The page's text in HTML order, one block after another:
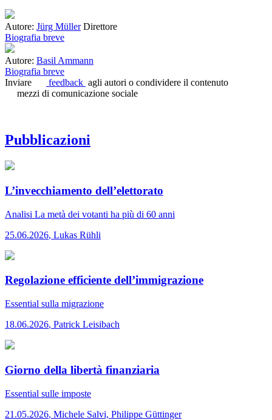
Autore: Jürg Müller Direttore
Biografia breve
Autore: Basil Ammann
Biografia breve
Inviare
feedback agli autori o condividere il contenuto
mezzi di comunicazione sociale
Pubblicazioni
L’invecchiamento dell’elettorato
Analisi La metà dei votanti ha più di 60 anni
25.06.2026, Lukas Rühli
Regolazione efficiente dell’immigrazione
Essential sulla migrazione
18.06.2026, Patrick Leisibach
Giorno della libertà finanziaria
Essential sulle imposte
21.05.2026, Michele Salvi, Philippe Güttinger